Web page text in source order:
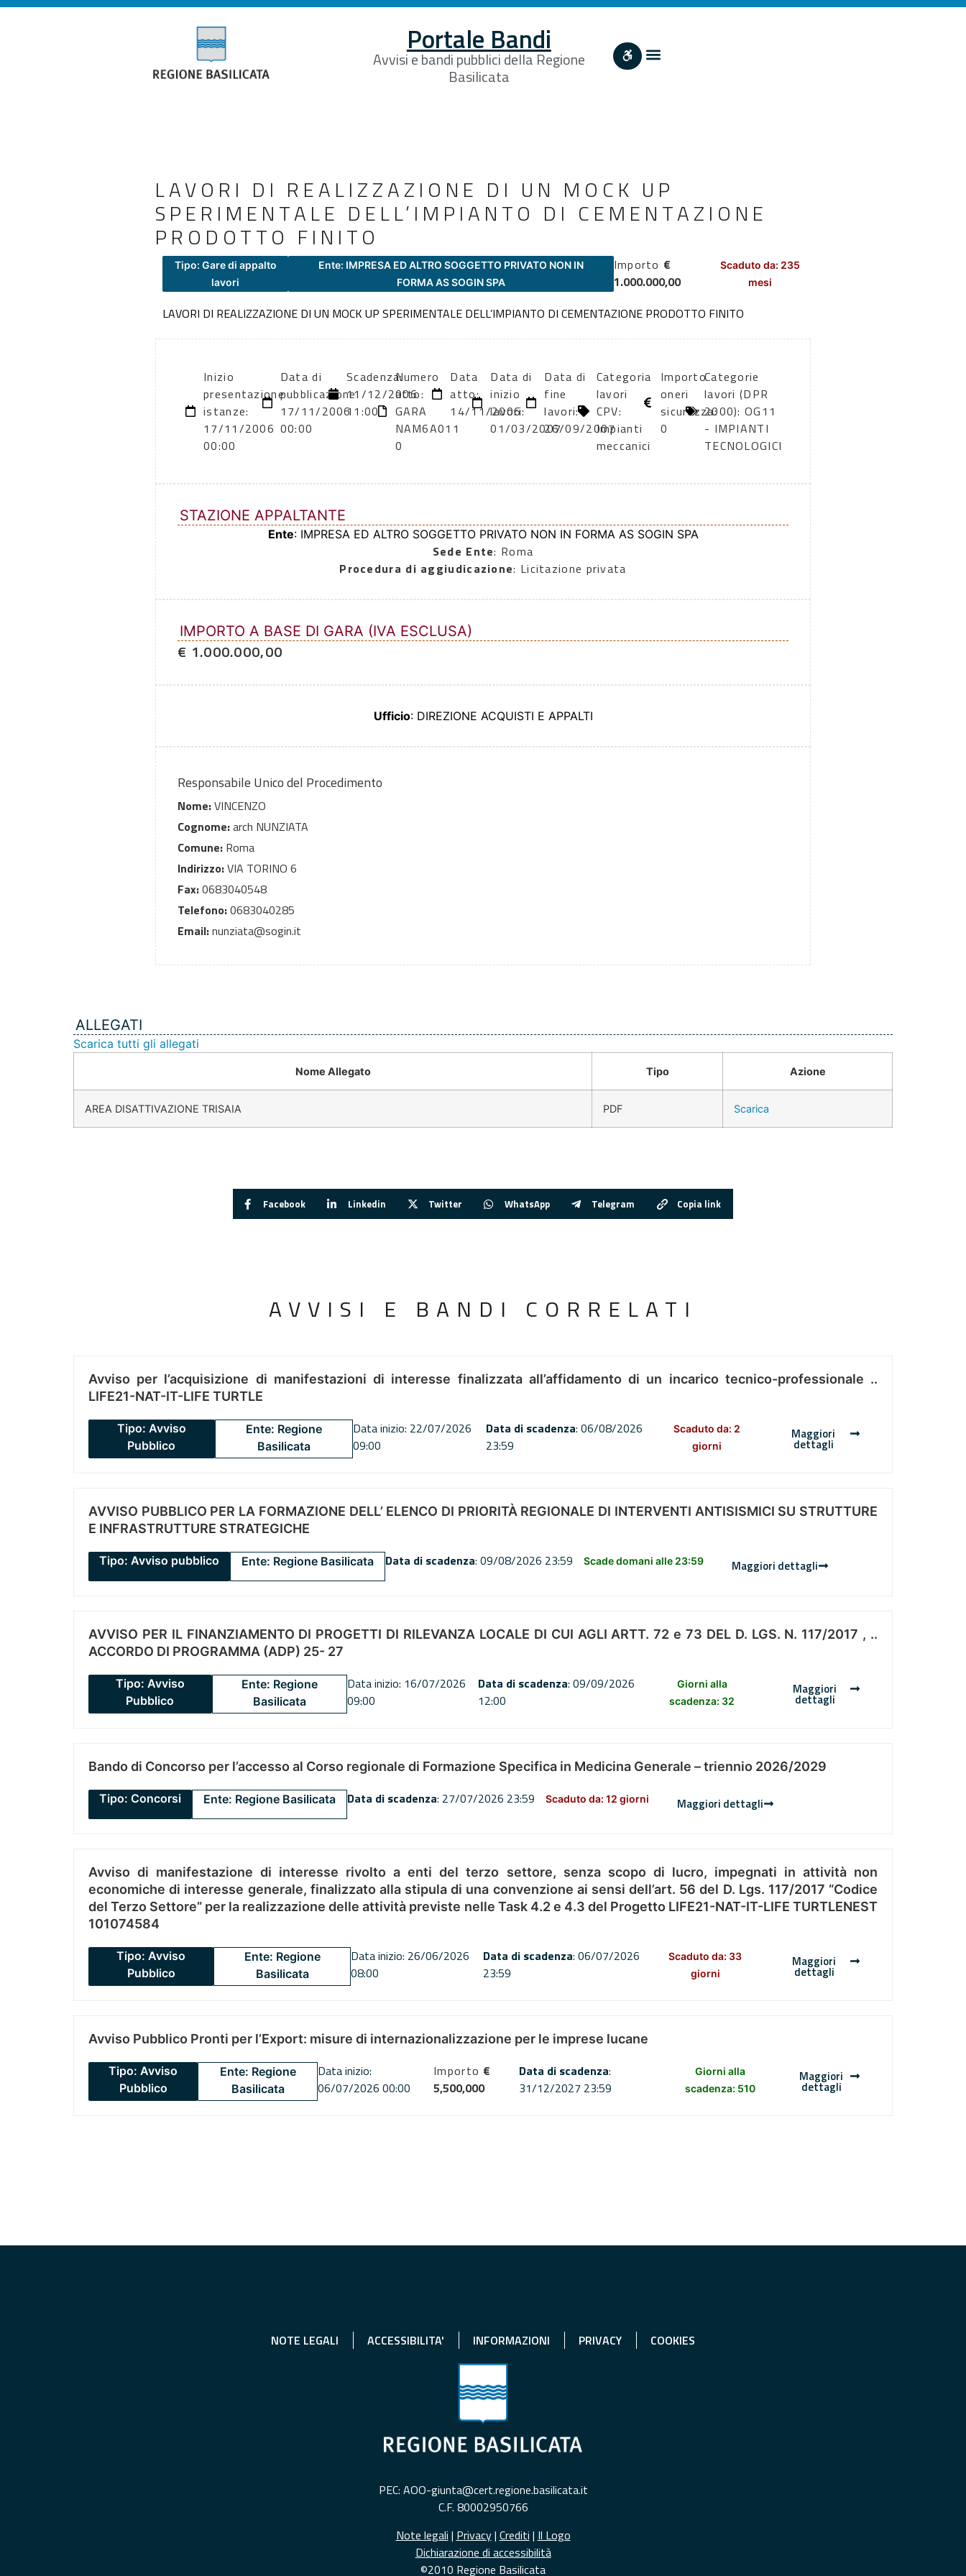
Portale Bandi
Avvisi e bandi pubblici della Regione
Basilicata
LAVORI DI REALIZZAZIONE DI UN MOCK UP
SPERIMENTALE DELL’IMPIANTO DI CEMENTAZIONE
PRODOTTO FINITO
Tipo: Gare di appalto
lavori
Ente: IMPRESA ED ALTRO SOGGETTO PRIVATO NON IN
FORMA AS SOGIN SPA
Importo €
1.000.000,00
Scaduto da: 235
mesi
LAVORI DI REALIZZAZIONE DI UN MOCK UP SPERIMENTALE DELL’IMPIANTO DI CEMENTAZIONE PRODOTTO FINITO
Inizio
presentazione
istanze:
17/11/2006
00:00
Data di
pubblicazione:
17/11/2006
00:00
Scadenza:
11/12/2006
11:00
Numero
atto:
GARA
NAM6A011
0
Data
atto:
14/11/2006
Data di
inizio
lavori:
01/03/2007
Data di
fine
lavori:
26/09/2007
Categoria
lavori
CPV:
Impianti
meccanici
Importo
oneri
sicurezza:
0
Categorie
lavori (DPR
2000): OG11
- IMPIANTI
TECNOLOGICI
STAZIONE APPALTANTE
Ente: IMPRESA ED ALTRO SOGGETTO PRIVATO NON IN FORMA AS SOGIN SPA
Sede Ente: Roma
Procedura di aggiudicazione: Licitazione privata
IMPORTO A BASE DI GARA (IVA ESCLUSA)
€ 1.000.000,00
Ufficio: DIREZIONE ACQUISTI E APPALTI
Responsabile Unico del Procedimento
Nome:VINCENZO
Cognome:arch NUNZIATA
Comune: Roma
Indirizzo:VIA TORINO 6
Fax:0683040548
Telefono:0683040285
Email:nunziata@sogin.it
ALLEGATI
Scarica tutti gli allegati
Nome Allegato Tipo Azione
AREA DISATTIVAZIONE TRISAIA PDF Scarica
Facebook Linkedin Twitter WhatsApp Telegram Copia link
AVVISI E BANDI CORRELATI
Avviso per l’acquisizione di manifestazioni di interesse finalizzata all’affidamento di un incarico tecnico-professionale ..
LIFE21-NAT-IT-LIFE TURTLE
Tipo: Avviso
Pubblico
Ente: Regione
Basilicata
Data inizio: 22/07/2026
09:00
Data di scadenza: 06/08/2026
23:59
Scaduto da: 2
giorni
Maggiori
dettagli
AVVISO PUBBLICO PER LA FORMAZIONE DELL’ ELENCO DI PRIORITÀ REGIONALE DI INTERVENTI ANTISISMICI SU STRUTTURE
E INFRASTRUTTURE STRATEGICHE
Tipo: Avviso pubblico Ente: Regione Basilicata Data di scadenza: 09/08/2026 23:59 Scade domani alle 23:59 Maggiori dettagli
AVVISO PER IL FINANZIAMENTO DI PROGETTI DI RILEVANZA LOCALE DI CUI AGLI ARTT. 72 e 73 DEL D. LGS. N. 117/2017 , ..
ACCORDO DI PROGRAMMA (ADP) 25- 27
Tipo: Avviso
Pubblico
Ente: Regione
Basilicata
Data inizio: 16/07/2026
09:00
Data di scadenza: 09/09/2026
12:00
Giorni alla
scadenza: 32
Maggiori
dettagli
Bando di Concorso per l’accesso al Corso regionale di Formazione Specifica in Medicina Generale – triennio 2026/2029
Tipo: Concorsi Ente: Regione Basilicata Data di scadenza: 27/07/2026 23:59 Scaduto da: 12 giorni Maggiori dettagli
Avviso di manifestazione di interesse rivolto a enti del terzo settore, senza scopo di lucro, impegnati in attività non
economiche di interesse generale, finalizzato alla stipula di una convenzione ai sensi dell’art. 56 del D. Lgs. 117/2017 “Codice
del Terzo Settore” per la realizzazione delle attività previste nelle Task 4.2 e 4.3 del Progetto LIFE21-NAT-IT-LIFE TURTLENEST
101074584
Tipo: Avviso
Pubblico
Ente: Regione
Basilicata
Data inizio: 26/06/2026
08:00
Data di scadenza: 06/07/2026
23:59
Scaduto da: 33
giorni
Maggiori
dettagli
Avviso Pubblico Pronti per l’Export: misure di internazionalizzazione per le imprese lucane
Tipo: Avviso
Pubblico
Ente: Regione
Basilicata
Data inizio:
06/07/2026 00:00
Importo €
5,500,000
Data di scadenza:
31/12/2027 23:59
Giorni alla
scadenza: 510
Maggiori
dettagli
NOTE LEGALI ACCESSIBILITA' INFORMAZIONI PRIVACY COOKIES
PEC: AOO-giunta@cert.regione.basilicata.it
C.F. 80002950766
Note legali | Privacy| Crediti | Il Logo
Dichiarazione di accessibilità
©2010 Regione Basilicata